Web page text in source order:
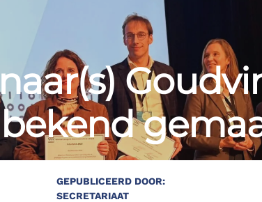
bekend
GEPUBLICEERD DOOR:
SECRETARIAAT